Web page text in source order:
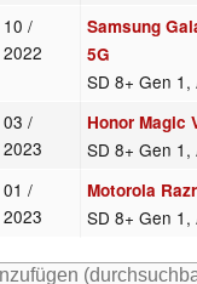
10 /
2022
Samsung
5G
SD 8+ Gen
03 /
2023
Honor Magic
SD 8+ Gen
01 /
2023
Motorola
SD 8+ Gen